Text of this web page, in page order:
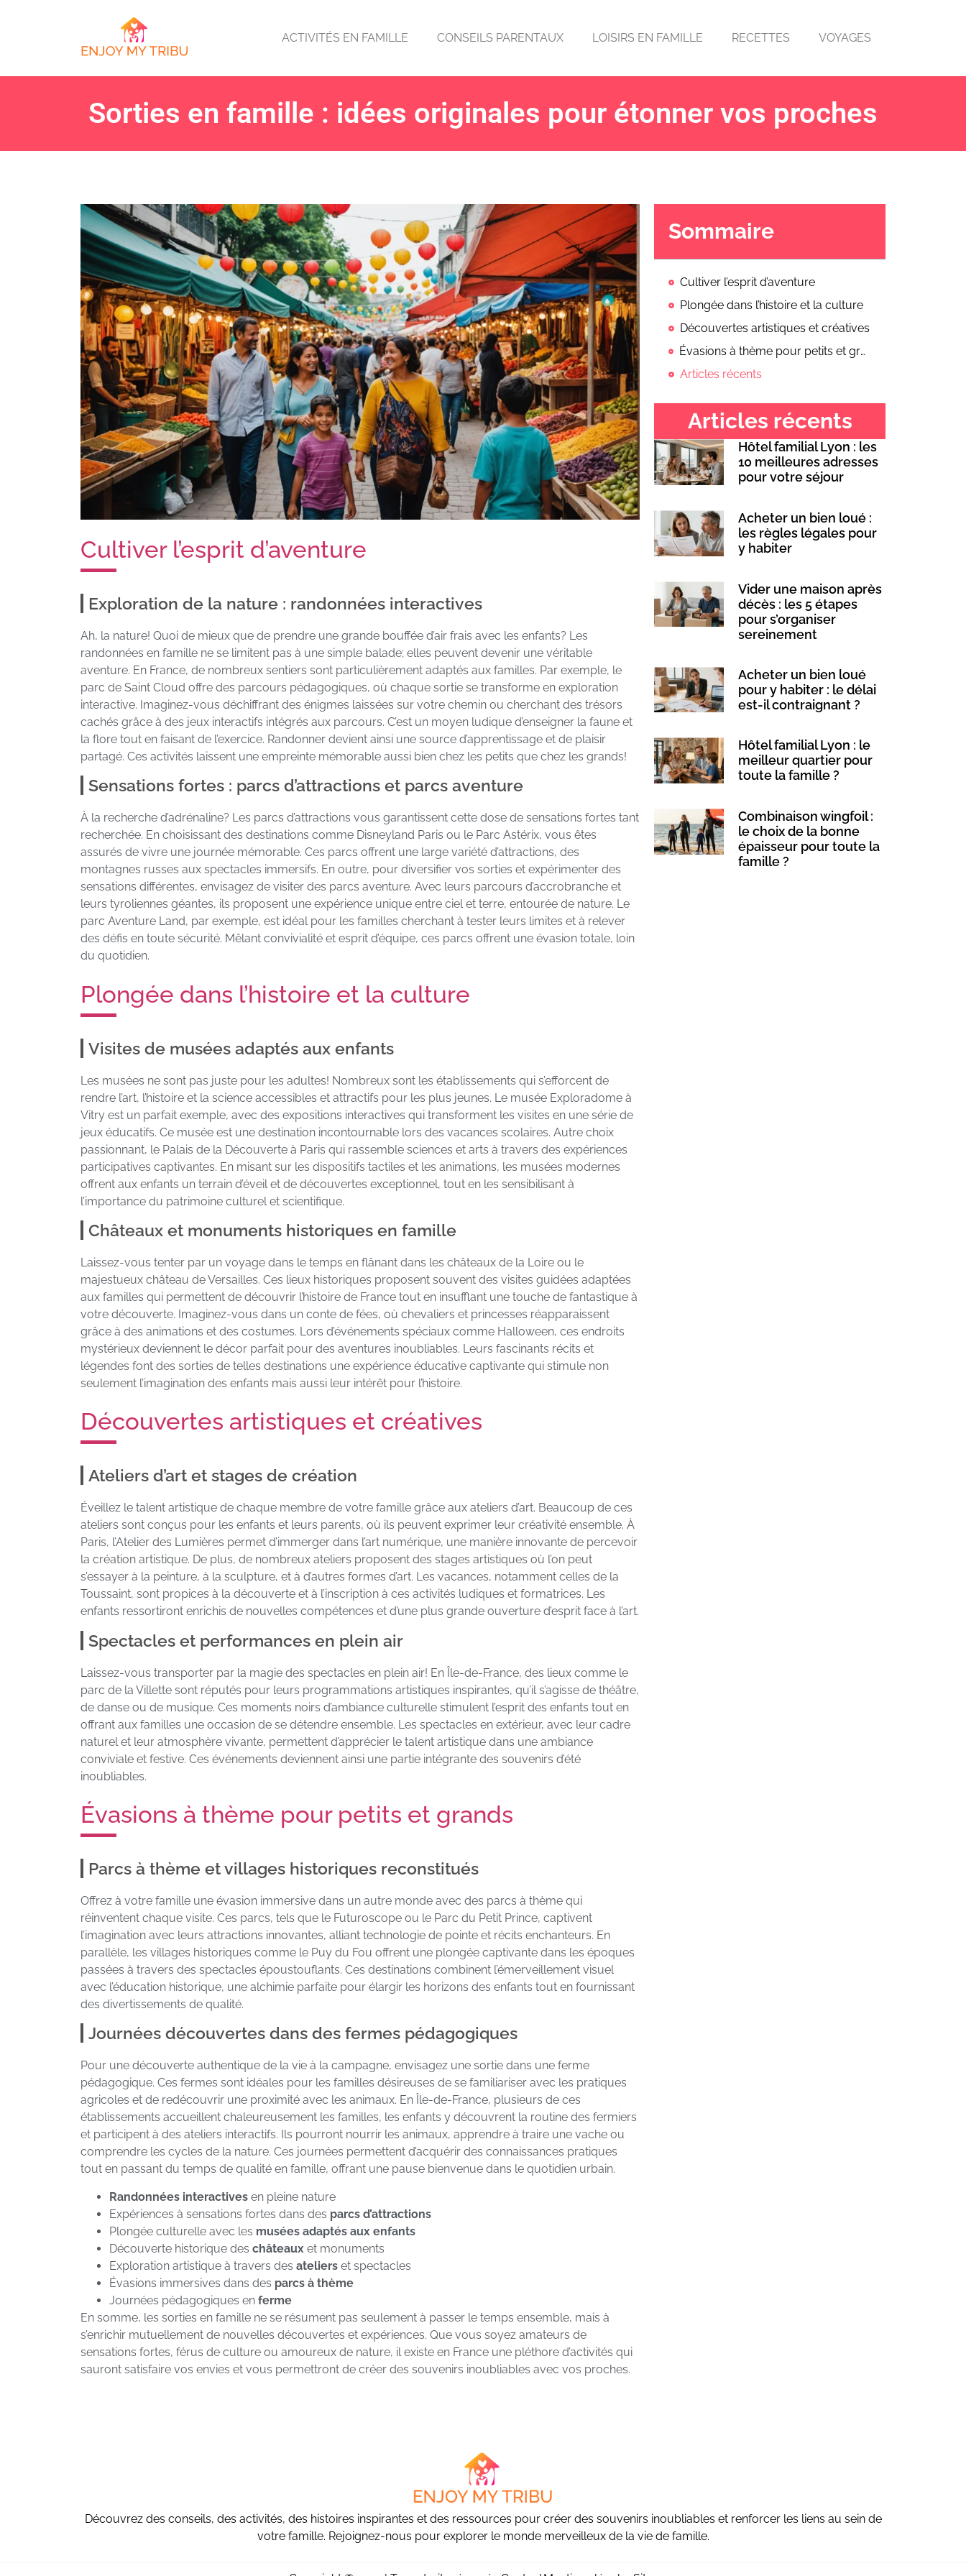
ACTIVITÉS EN FAMILLE CONSEILS PARENTAUX LOISIRS EN FAMILLE RECETTES VOYAGES
Sorties en famille : idées originales pour étonner vos proches
Cultiver l’esprit d’aventure
Exploration de la nature : randonnées interactives
Ah, la nature! Quoi de mieux que de prendre une grande bouffée d’air frais avec les enfants? Les
randonnées en famille ne se limitent pas à une simple balade; elles peuvent devenir une véritable
aventure. En France, de nombreux sentiers sont particulièrement adaptés aux familles. Par exemple, le
parc de Saint Cloud offre des parcours pédagogiques, où chaque sortie se transforme en exploration
interactive. Imaginez-vous déchiffrant des énigmes laissées sur votre chemin ou cherchant des trésors
cachés grâce à des jeux interactifs intégrés aux parcours. C’est un moyen ludique d’enseigner la faune et
la flore tout en faisant de l’exercice. Randonner devient ainsi une source d’apprentissage et de plaisir
partagé. Ces activités laissent une empreinte mémorable aussi bien chez les petits que chez les grands!
Sensations fortes : parcs d’attractions et parcs aventure
À la recherche d’adrénaline? Les parcs d’attractions vous garantissent cette dose de sensations fortes tant
recherchée. En choisissant des destinations comme Disneyland Paris ou le Parc Astérix, vous êtes
assurés de vivre une journée mémorable. Ces parcs offrent une large variété d’attractions, des
montagnes russes aux spectacles immersifs. En outre, pour diversifier vos sorties et expérimenter des
sensations différentes, envisagez de visiter des parcs aventure. Avec leurs parcours d’accrobranche et
leurs tyroliennes géantes, ils proposent une expérience unique entre ciel et terre, entourée de nature. Le
parc Aventure Land, par exemple, est idéal pour les familles cherchant à tester leurs limites et à relever
des défis en toute sécurité. Mêlant convivialité et esprit d’équipe, ces parcs offrent une évasion totale, loin
du quotidien.
Plongée dans l’histoire et la culture
Visites de musées adaptés aux enfants
Les musées ne sont pas juste pour les adultes! Nombreux sont les établissements qui s’efforcent de
rendre l’art, l’histoire et la science accessibles et attractifs pour les plus jeunes. Le musée Exploradome à
Vitry est un parfait exemple, avec des expositions interactives qui transforment les visites en une série de
jeux éducatifs. Ce musée est une destination incontournable lors des vacances scolaires. Autre choix
passionnant, le Palais de la Découverte à Paris qui rassemble sciences et arts à travers des expériences
participatives captivantes. En misant sur les dispositifs tactiles et les animations, les musées modernes
offrent aux enfants un terrain d’éveil et de découvertes exceptionnel, tout en les sensibilisant à
l’importance du patrimoine culturel et scientifique.
Châteaux et monuments historiques en famille
Laissez-vous tenter par un voyage dans le temps en flânant dans les châteaux de la Loire ou le
majestueux château de Versailles. Ces lieux historiques proposent souvent des visites guidées adaptées
aux familles qui permettent de découvrir l’histoire de France tout en insufflant une touche de fantastique à
votre découverte. Imaginez-vous dans un conte de fées, où chevaliers et princesses réapparaissent
grâce à des animations et des costumes. Lors d’événements spéciaux comme Halloween, ces endroits
mystérieux deviennent le décor parfait pour des aventures inoubliables. Leurs fascinants récits et
légendes font des sorties de telles destinations une expérience éducative captivante qui stimule non
seulement l’imagination des enfants mais aussi leur intérêt pour l’histoire.
Découvertes artistiques et créatives
Ateliers d’art et stages de création
Éveillez le talent artistique de chaque membre de votre famille grâce aux ateliers d’art. Beaucoup de ces
ateliers sont conçus pour les enfants et leurs parents, où ils peuvent exprimer leur créativité ensemble. À
Paris, l’Atelier des Lumières permet d’immerger dans l’art numérique, une manière innovante de percevoir
la création artistique. De plus, de nombreux ateliers proposent des stages artistiques où l’on peut
s’essayer à la peinture, à la sculpture, et à d’autres formes d’art. Les vacances, notamment celles de la
Toussaint, sont propices à la découverte et à l’inscription à ces activités ludiques et formatrices. Les
enfants ressortiront enrichis de nouvelles compétences et d’une plus grande ouverture d’esprit face à l’art.
Spectacles et performances en plein air
Laissez-vous transporter par la magie des spectacles en plein air! En Île-de-France, des lieux comme le
parc de la Villette sont réputés pour leurs programmations artistiques inspirantes, qu’il s’agisse de théâtre,
de danse ou de musique. Ces moments noirs d’ambiance culturelle stimulent l’esprit des enfants tout en
offrant aux familles une occasion de se détendre ensemble. Les spectacles en extérieur, avec leur cadre
naturel et leur atmosphère vivante, permettent d’apprécier le talent artistique dans une ambiance
conviviale et festive. Ces événements deviennent ainsi une partie intégrante des souvenirs d’été
inoubliables.
Évasions à thème pour petits et grands
Parcs à thème et villages historiques reconstitués
Offrez à votre famille une évasion immersive dans un autre monde avec des parcs à thème qui
réinventent chaque visite. Ces parcs, tels que le Futuroscope ou le Parc du Petit Prince, captivent
l’imagination avec leurs attractions innovantes, alliant technologie de pointe et récits enchanteurs. En
parallèle, les villages historiques comme le Puy du Fou offrent une plongée captivante dans les époques
passées à travers des spectacles époustouflants. Ces destinations combinent l’émerveillement visuel
avec l’éducation historique, une alchimie parfaite pour élargir les horizons des enfants tout en fournissant
des divertissements de qualité.
Journées découvertes dans des fermes pédagogiques
Pour une découverte authentique de la vie à la campagne, envisagez une sortie dans une ferme
pédagogique. Ces fermes sont idéales pour les familles désireuses de se familiariser avec les pratiques
agricoles et de redécouvrir une proximité avec les animaux. En Île-de-France, plusieurs de ces
établissements accueillent chaleureusement les familles, les enfants y découvrent la routine des fermiers
et participent à des ateliers interactifs. Ils pourront nourrir les animaux, apprendre à traire une vache ou
comprendre les cycles de la nature. Ces journées permettent d’acquérir des connaissances pratiques
tout en passant du temps de qualité en famille, offrant une pause bienvenue dans le quotidien urbain.
Randonnées interactives en pleine nature
Expériences à sensations fortes dans des parcs d’attractions
Plongée culturelle avec les musées adaptés aux enfants
Découverte historique des châteaux et monuments
Exploration artistique à travers des ateliers et spectacles
Évasions immersives dans des parcs à thème
Journées pédagogiques en ferme
En somme, les sorties en famille ne se résument pas seulement à passer le temps ensemble, mais à
s’enrichir mutuellement de nouvelles découvertes et expériences. Que vous soyez amateurs de
sensations fortes, férus de culture ou amoureux de nature, il existe en France une pléthore d’activités qui
sauront satisfaire vos envies et vous permettront de créer des souvenirs inoubliables avec vos proches.
Sommaire
Cultiver l’esprit d’aventure
Plongée dans l’histoire et la culture
Découvertes artistiques et créatives
Évasions à thème pour petits et grands
Articles récents
Articles récents
Hôtel familial Lyon : les
10 meilleures adresses
pour votre séjour
Acheter un bien loué :
les règles légales pour
y habiter
Vider une maison après
décès : les 5 étapes
pour s’organiser
sereinement
Acheter un bien loué
pour y habiter : le délai
est-il contraignant ?
Hôtel familial Lyon : le
meilleur quartier pour
toute la famille ?
Combinaison wingfoil :
le choix de la bonne
épaisseur pour toute la
famille ?
Découvrez des conseils, des activités, des histoires inspirantes et des ressources pour créer des souvenirs inoubliables et renforcer les liens au sein de
votre famille. Rejoignez-nous pour explorer le monde merveilleux de la vie de famille.